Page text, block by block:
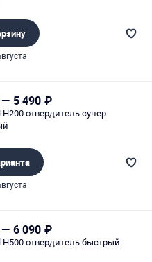
— 5 490 ₽
H200 отвердитель супер
— 6 090 ₽
H500 отвердитель быстрый